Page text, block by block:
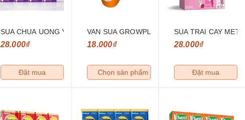
SUA CHUA UONG YOMOST HUONG NHO 180ML
28.000₫
Đặt mua
VAN SUA GROWPLUS SUA NON HUONG VANI
18.000₫
Chọn sản phẩm
SUA TRAI CAY
28.000₫
Đặt mua